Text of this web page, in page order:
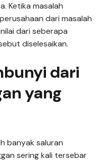
Ketika masalah
dari masalah
dari seberapa
diselesaikan.
dari
yang
banyak saluran
sering kali tersebar